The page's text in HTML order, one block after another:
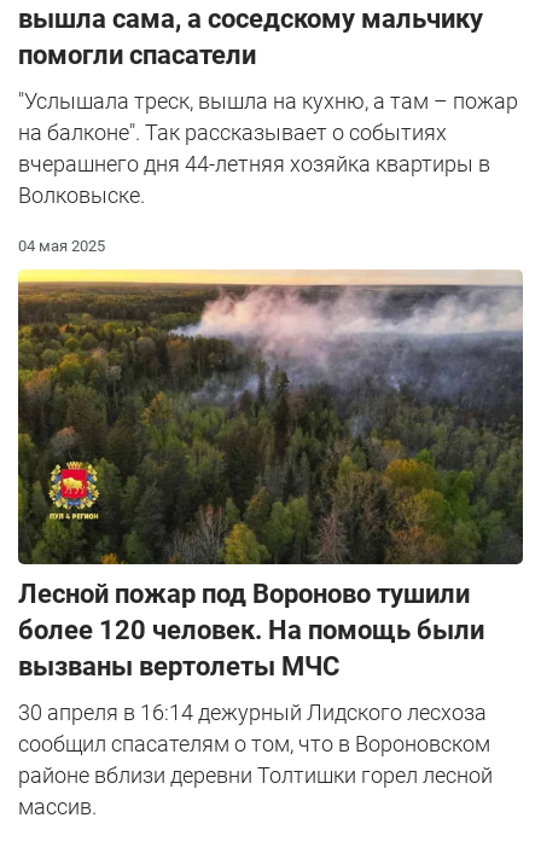
вышла сама, а соседскому мальчику
помогли спасатели
"Услышала треск, вышла на кухню, а там – пожар
на балконе". Так рассказывает о событиях
вчерашнего дня 44-летняя хозяйка квартиры в
Волковыске.
04 мая 2025
Лесной пожар под Вороново тушили
более 120 человек. На помощь были
вызваны вертолеты МЧС
30 апреля в 16:14 дежурный Лидского лесхоза
сообщил спасателям о том, что в Вороновском
районе вблизи деревни Толтишки горел лесной
массив.